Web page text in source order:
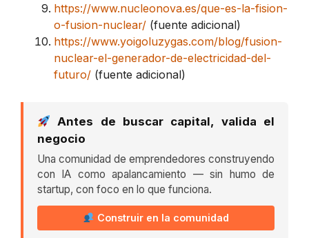
https://www.nucleonova.es/que-es-la-fision-
o-fusion-nuclear/ (fuente adicional)
https://www.yoigoluzygas.com/blog/fusion-
nuclear-el-generador-de-electricidad-del-
futuro/ (fuente adicional)
Antes de buscar capital, valida el
negocio
Una comunidad de emprendedores construyendo
con IA como apalancamiento — sin humo de
startup, con foco en lo que funciona.
Construir en la comunidad